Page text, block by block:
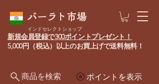
バーラト市場
ポイントを表示
新規会員登録で300ポイントプレゼント！
5,000円（税込）以上のお買上げで送料無料！
インドセレクトショップ
商品を検索